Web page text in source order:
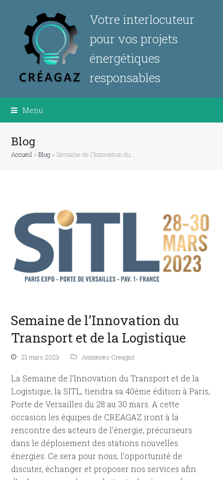
Votre interlocuteur
pour vos projets
énergétiques
responsables
Menu
Blog
Accueil »Blog » Semaine de l’Innovation du…
Semaine de l’Innovation du
Transport et de la Logistique
21 mars 2023 Annonces Creagaz
La Semaine de l’Innovation du Transport et de la
Logistique, la SITL, tiendra sa 40ème édition à Paris,
Porte de Versailles du 28 au 30 mars. A cette
occasion les équipes de CREAGAZ iront à la
rencontre des acteurs de l’énergie, précurseurs
dans le déploiement des stations nouvelles
énergies. Ce sera pour nous, l’opportunité de
discuter, échanger et proposer nos services afin